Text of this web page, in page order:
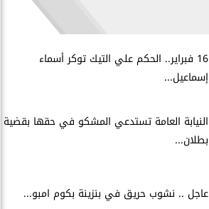
16 فبراير.. الحكم علي التيك توكر أسماء
إسماعيل...
النيابة العامة تستدعي المشكو في حقها بقضية
بطلان...
عاجل .. نشوب حريق في بنزينة بكوم امبو...